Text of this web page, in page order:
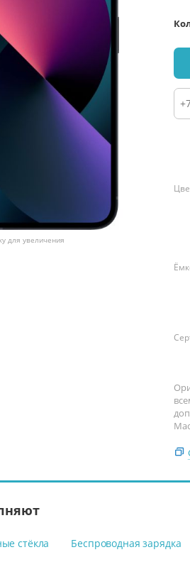
для увеличения
стёкла Беспроводная зарядка